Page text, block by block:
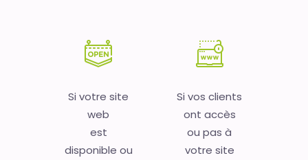
Si votre site
web
est
disponible ou
Si vos clients
ont accès
ou pas à
votre site